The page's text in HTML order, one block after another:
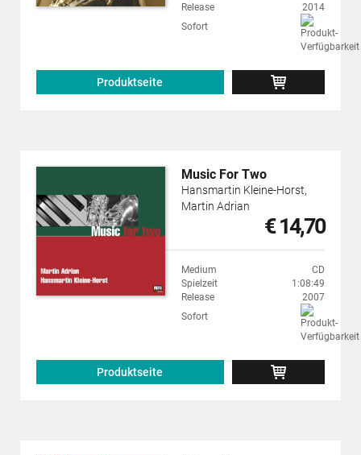
Release
2014
Sofort
Produktseite
Music For Two
Hansmartin Kleine-Horst,
Martin Adrian
€ 14,70
Medium
CD
Spielzeit
1:08:49
Release
2007
Sofort
Produktseite